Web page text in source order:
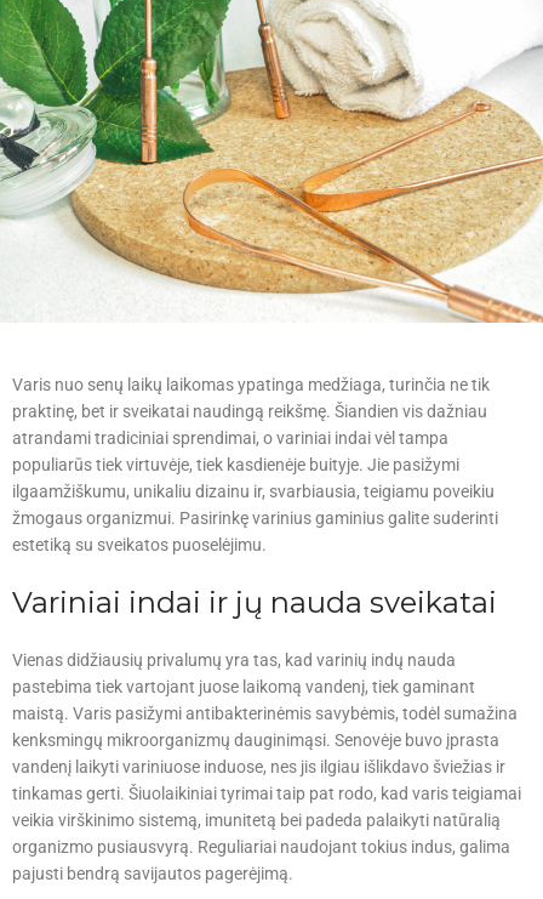
Varis nuo senų laikų laikomas ypatinga medžiaga, turinčia ne tik
praktinę, bet ir sveikatai naudingą reikšmę. Šiandien vis dažniau
atrandami tradiciniai sprendimai, o variniai indai vėl tampa
populiarūs tiek virtuvėje, tiek kasdienėje buityje. Jie pasižymi
ilgaamžiškumu, unikaliu dizainu ir, svarbiausia, teigiamu poveikiu
žmogaus organizmui. Pasirinkę varinius gaminius galite suderinti
estetiką su sveikatos puoselėjimu.
Variniai indai ir jų nauda sveikatai
Vienas didžiausių privalumų yra tas, kad varinių indų nauda
pastebima tiek vartojant juose laikomą vandenį, tiek gaminant
maistą. Varis pasižymi antibakterinėmis savybėmis, todėl sumažina
kenksmingų mikroorganizmų dauginimąsi. Senovėje buvo įprasta
vandenį laikyti variniuose induose, nes jis ilgiau išlikdavo šviežias ir
tinkamas gerti. Šiuolaikiniai tyrimai taip pat rodo, kad varis teigiamai
veikia virškinimo sistemą, imunitetą bei padeda palaikyti natūralią
organizmo pusiausvyrą. Reguliariai naudojant tokius indus, galima
pajusti bendrą savijautos pagerėjimą.